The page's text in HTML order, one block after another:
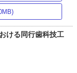
ける同行歯科技工